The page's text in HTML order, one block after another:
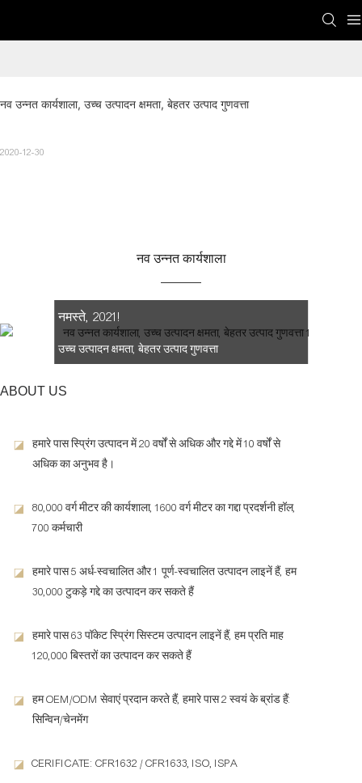
नव उन्नत कार्यशाला, उच्च उत्पादन क्षमता, बेहतर उत्पाद गुणवत्ता
2020-12-30
नव उन्नत कार्यशाला
नमस्ते, 2021!
उच्च उत्पादन क्षमता, बेहतर उत्पाद गुणवत्ता
ABOUT US
◪
हमारे पास स्प्रिंग उत्पादन में 20 वर्षों से अधिक और गद्दे में 10 वर्षों से
अधिक का अनुभव है।
◪
80,000 वर्ग मीटर की कार्यशाला, 1600 वर्ग मीटर का गद्दा प्रदर्शनी हॉल,
700 कर्मचारी
◪
हमारे पास 5 अर्ध-स्वचालित और 1 पूर्ण-स्वचालित उत्पादन लाइनें हैं, हम
30,000 टुकड़े गद्दे का उत्पादन कर सकते हैं
◪
हमारे पास 63 पॉकेट स्प्रिंग सिस्टम उत्पादन लाइनें हैं, हम प्रति माह
120,000 बिस्तरों का उत्पादन कर सकते हैं
◪
हम OEM/ODM सेवाएं प्रदान करते हैं, हमारे पास 2 स्वयं के ब्रांड हैं:
सिन्विन/चेनमेंग
◪ CERIFICATE: CFR1632 / CFR1633, ISO, ISPA